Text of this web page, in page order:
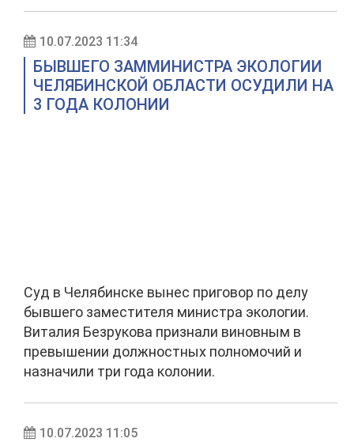
10.07.2023 11:34
БЫВШЕГО ЗАММИНИСТРА ЭКОЛОГИИ
ЧЕЛЯБИНСКОЙ ОБЛАСТИ ОСУДИЛИ НА
3 ГОДА КОЛОНИИ
Суд в Челябинске вынес приговор по делу
бывшего заместителя министра экологии.
Виталия Безрукова признали виновным в
превышении должностных полномочий и
назначили три года колонии.
10.07.2023 11:05